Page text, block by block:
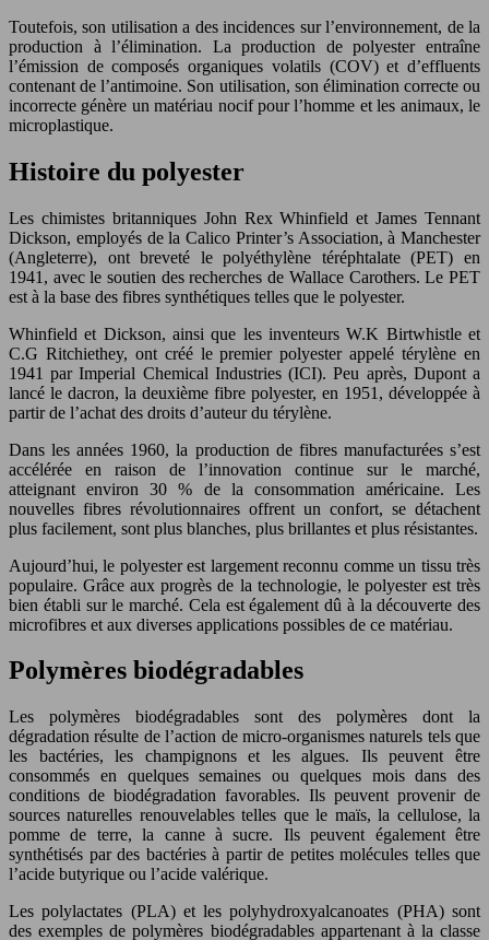
Toutefois, son utilisation a des incidences sur l’environnement, de la
production à l’élimination. La production de polyester entraîne
l’émission de composés organiques volatils (COV) et d’effluents
contenant de l’antimoine. Son utilisation, son élimination correcte ou
incorrecte génère un matériau nocif pour l’homme et les animaux, le
microplastique.
Histoire du polyester
Les chimistes britanniques John Rex Whinfield et James Tennant
Dickson, employés de la Calico Printer’s Association, à Manchester
(Angleterre), ont breveté le polyéthylène téréphtalate (PET) en
1941, avec le soutien des recherches de Wallace Carothers. Le PET
est à la base des fibres synthétiques telles que le polyester.
Whinfield et Dickson, ainsi que les inventeurs W.K Birtwhistle et
C.G Ritchiethey, ont créé le premier polyester appelé térylène en
1941 par Imperial Chemical Industries (ICI). Peu après, Dupont a
lancé le dacron, la deuxième fibre polyester, en 1951, développée à
partir de l’achat des droits d’auteur du térylène.
Dans les années 1960, la production de fibres manufacturées s’est
accélérée en raison de l’innovation continue sur le marché,
atteignant environ 30 % de la consommation américaine. Les
nouvelles fibres révolutionnaires offrent un confort, se détachent
plus facilement, sont plus blanches, plus brillantes et plus résistantes.
Aujourd’hui, le polyester est largement reconnu comme un tissu très
populaire. Grâce aux progrès de la technologie, le polyester est très
bien établi sur le marché. Cela est également dû à la découverte des
microfibres et aux diverses applications possibles de ce matériau.
Polymères biodégradables
Les polymères biodégradables sont des polymères dont la
dégradation résulte de l’action de micro-organismes naturels tels que
les bactéries, les champignons et les algues. Ils peuvent être
consommés en quelques semaines ou quelques mois dans des
conditions de biodégradation favorables. Ils peuvent provenir de
sources naturelles renouvelables telles que le maïs, la cellulose, la
pomme de terre, la canne à sucre. Ils peuvent également être
synthétisés par des bactéries à partir de petites molécules telles que
l’acide butyrique ou l’acide valérique.
Les polylactates (PLA) et les polyhydroxyalcanoates (PHA) sont
des exemples de polymères biodégradables appartenant à la classe